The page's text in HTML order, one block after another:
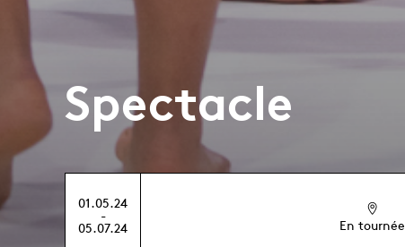
Spectacle
01.05.24
-
05.07.24
En tournée